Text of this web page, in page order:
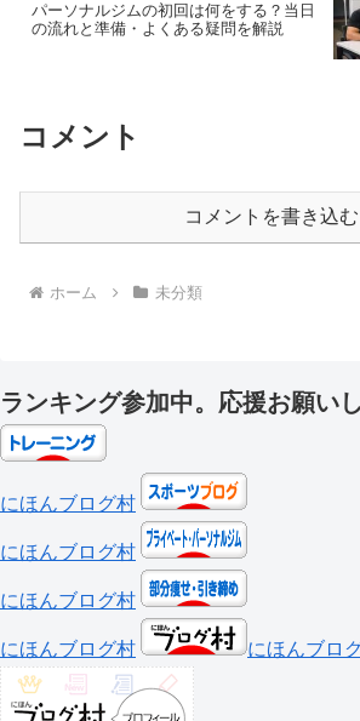
パーソナルジムの初回は何をする？当日
の流れと準備・よくある疑問を解説
コメント
コメントを書き込む
ホーム 未分類
ランキング参加中。応援お願い
にほんブログ村
にほんブログ村
にほんブログ村
にほんブログ村 にほんブロ